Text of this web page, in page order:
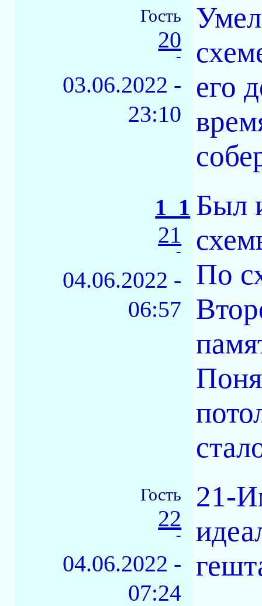
Гость
20
-
03.06.2022 -
23:10
его
1_1
21
-
04.06.2022 -
06:57
Был
По
Гость
22
-
04.06.2022 -
07:24
21-